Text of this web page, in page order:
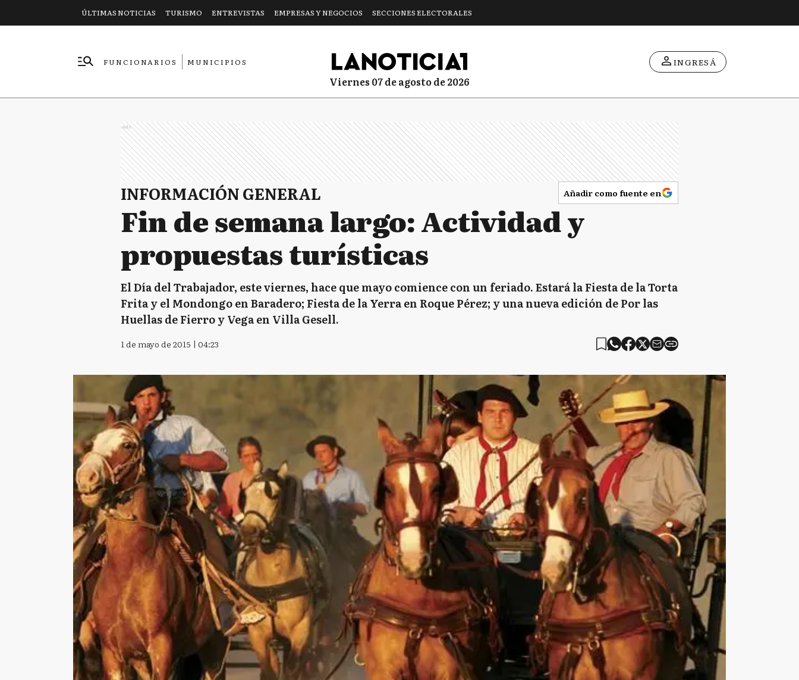
ÚLTIMAS NOTICIAS TURISMO ENTREVISTAS EMPRESAS Y NEGOCIOS SECCIONES ELECTORALES
FUNCIONARIOS
MUNICIPIOS
viernes 07 de agosto de 2026
INGRESÁ
Ads
INFORMACIÓN GENERAL Añadir como fuente en
Fin de semana largo: Actividad y
propuestas turísticas
El Día del Trabajador, este viernes, hace que mayo comience con un feriado. Estará la Fiesta de la Torta
Frita y el Mondongo en Baradero; Fiesta de la Yerra en Roque Pérez; y una nueva edición de Por las
Huellas de Fierro y Vega en Villa Gesell.
1 de mayo de 2015 | 04:23